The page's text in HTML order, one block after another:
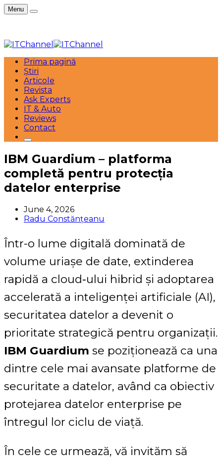
Menu
Prima pagină
Știri
Articole
Revista
Ask Experts
IT & Auto
Reviews
Contact
IBM Guardium – platforma
completă pentru protecția
datelor enterprise
June 4, 2026
Radu Constănțeanu
Într-o lume digitală dominată de
volume uriașe de date, extinderea
rapidă a cloud‑ului hibrid și adoptarea
accelerată a inteligenței artificiale (AI),
securitatea datelor a devenit o
prioritate strategică pentru organizații.
IBM Guardium se poziționează ca una
dintre cele mai avansate platforme de
securitate a datelor, având ca obiectiv
protejarea datelor enterprise pe
întregul lor ciclu de viață.
În cele ce urmează, vă invităm să